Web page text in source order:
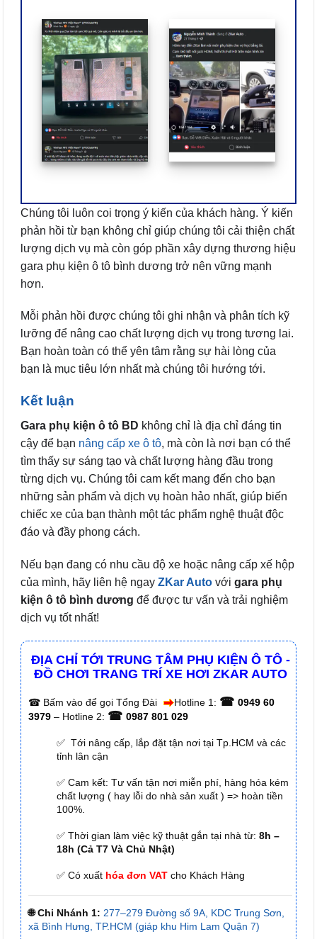
Chúng tôi luôn coi trọng ý kiến của khách hàng. Ý kiến
phản hồi từ bạn không chỉ giúp chúng tôi cải thiện chất
lượng dịch vụ mà còn góp phần xây dựng thương hiệu
gara phụ kiện ô tô bình dương trở nên vững mạnh
hơn.
Mỗi phản hồi được chúng tôi ghi nhận và phân tích kỹ
lưỡng để nâng cao chất lượng dịch vụ trong tương lai.
Bạn hoàn toàn có thể yên tâm rằng sự hài lòng của
bạn là mục tiêu lớn nhất mà chúng tôi hướng tới.
Kết luận
Gara phụ kiện ô tô BD không chỉ là địa chỉ đáng tin
cậy để bạn nâng cấp xe ô tô, mà còn là nơi bạn có thể
tìm thấy sự sáng tạo và chất lượng hàng đầu trong
từng dịch vụ. Chúng tôi cam kết mang đến cho bạn
những sản phẩm và dịch vụ hoàn hảo nhất, giúp biến
chiếc xe của bạn thành một tác phẩm nghệ thuật độc
đáo và đầy phong cách.
Nếu bạn đang có nhu cầu độ xe hoặc nâng cấp xế hộp
của mình, hãy liên hệ ngay ZKar Auto với gara phụ
kiện ô tô bình dương để được tư vấn và trải nghiệm
dịch vụ tốt nhất!
ĐỊA CHỈ TỚI TRUNG TÂM PHỤ KIỆN Ô TÔ -
ĐỒ CHƠI TRANG TRÍ XE HƠI ZKAR AUTO
☎ Bấm vào để gọi Tổng Đài Hotline 1: ☎ 0949 60
3979 – Hotline 2: ☎ 0987 801 029
✅ Tới nâng cấp, lắp đặt tận nơi tại Tp.HCM và các
tỉnh lân cận
✅ Cam kết: Tư vấn tận nơi miễn phí, hàng hóa kém
chất lượng ( hay lỗi do nhà sản xuất ) => hoàn tiền
100%.
✅ Thời gian làm việc kỹ thuật gắn tại nhà từ: 8h –
18h (Cả T7 Và Chủ Nhật)
✅ Có xuất hóa đơn VAT cho Khách Hàng
🌐 Chi Nhánh 1: 277–279 Đường số 9A, KDC Trung Sơn,
xã Bình Hưng, TP.HCM (giáp khu Him Lam Quận 7)